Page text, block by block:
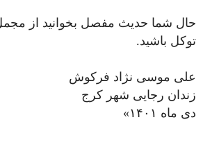
حال شما حدیث مفصل بخوانید از
توکل باشید.
علی موسی نژاد فرکوش
زندان رجایی شهر کرج
دی ماه ۱۴۰۱»